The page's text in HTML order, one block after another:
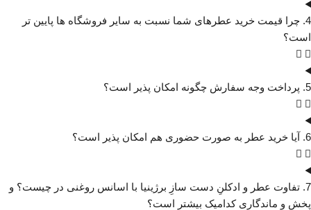
4. چرا قیمت خرید عطرهای شما نسبت به سایر فروشگاه ها پایین تر
است؟
5. پرداخت وجه سفارش چگونه امکان پذیر است؟
6. آیا خرید عطر به صورت حضوری هم امکان پذیر است؟
7. تفاوت عطر و ادکلنِ دست سازِ برژینیا با اسانس روغنی در چیست؟ و
پخش و ماندگاری کدامیک بیشتر است؟